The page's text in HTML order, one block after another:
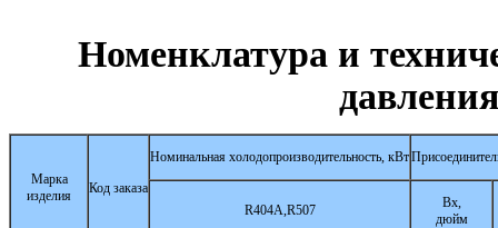
Номенклатура и
Марка
изделия
Код заказа
Номинальная холодопроизводительность, кВт
R404A,R507
Вх,
дюйм